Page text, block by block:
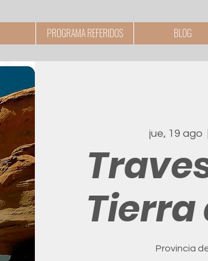
PROGRAMA REFERIDOS BLOG
jue, 19 ago
  |
Tierra
Provincia